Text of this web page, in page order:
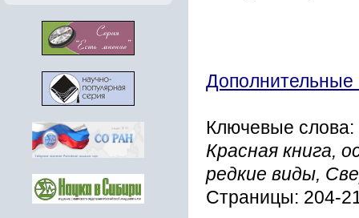
Ключевые слова:
Красная книга,
редкие виды,
Страницы: 204-